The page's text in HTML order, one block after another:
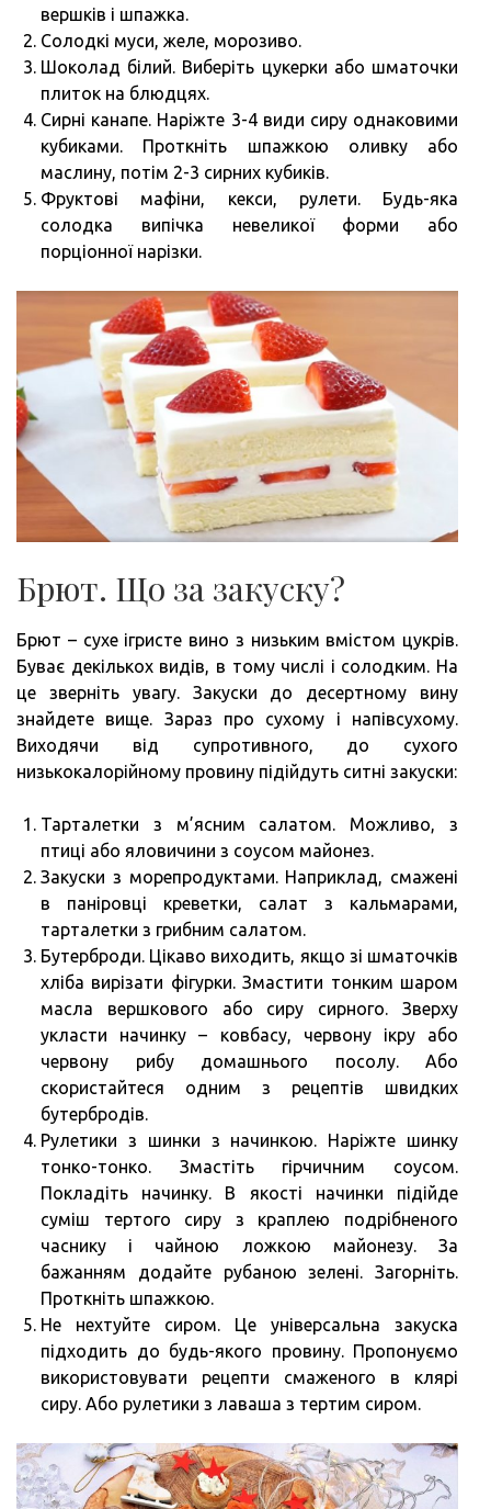
вершків і шпажка.
Солодкі муси, желе, морозиво.
Шоколад білий. Виберіть цукерки або шматочки
плиток на блюдцях.
Сирні канапе. Наріжте 3-4 види сиру однаковими
кубиками. Проткніть шпажкою оливку або
маслину, потім 2-3 сирних кубиків.
Фруктові мафіни, кекси, рулети. Будь-яка
солодка випічка невеликої форми або
порціонної нарізки.
Брют. Що за закуску?
Брют – сухе ігристе вино з низьким вмістом цукрів.
Буває декількох видів, в тому числі і солодким. На
це зверніть увагу. Закуски до десертному вину
знайдете вище. Зараз про сухому і напівсухому.
Виходячи від супротивного, до сухого
низькокалорійному провину підійдуть ситні закуски:
Тарталетки з м’ясним салатом. Можливо, з
птиці або яловичини з соусом майонез.
Закуски з морепродуктами. Наприклад, смажені
в паніровці креветки, салат з кальмарами,
тарталетки з грибним салатом.
Бутерброди. Цікаво виходить, якщо зі шматочків
хліба вирізати фігурки. Змастити тонким шаром
масла вершкового або сиру сирного. Зверху
укласти начинку – ковбасу, червону ікру або
червону рибу домашнього посолу. Або
скористайтеся одним з рецептів швидких
бутербродів.
Рулетики з шинки з начинкою. Наріжте шинку
тонко-тонко. Змастіть гірчичним соусом.
Покладіть начинку. В якості начинки підійде
суміш тертого сиру з краплею подрібненого
часнику і чайною ложкою майонезу. За
бажанням додайте рубаною зелені. Загорніть.
Проткніть шпажкою.
Не нехтуйте сиром. Це універсальна закуска
підходить до будь-якого провину. Пропонуємо
використовувати рецепти смаженого в клярі
сиру. Або рулетики з лаваша з тертим сиром.